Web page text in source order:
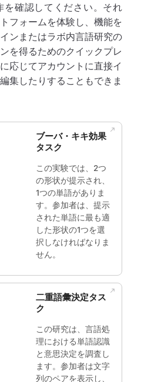
確認してください。それ
フォームを体験し、機能を
ンまたはラボ内言語研究の
を得るためのクイックプレ
応じてアカウントに直接イ
集したりすることもできま
ブーバ・キキ効果
タスク
この実験では、2つ
の形状が提示され、
1つの単語がありま
す。参加者は、提示
された単語に最も適
した形状の1つを選
択しなければなりま
せん。
二重語彙決定タス
ク
この研究は、言語処
理における単語認識
と意思決定を調査し
ます。参加者は文字
列のペアを表示し、